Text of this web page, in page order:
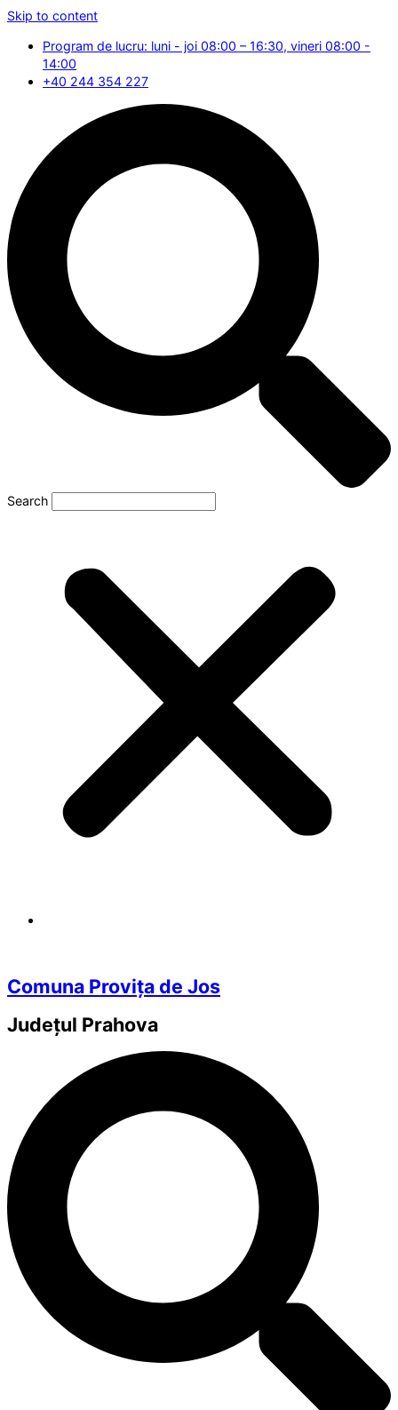
Skip to content
Program de lucru: luni - joi 08:00 – 16:30, vineri 08:00 -
14:00
+40 244 354 227
Search
Comuna Provița de Jos
Județul Prahova